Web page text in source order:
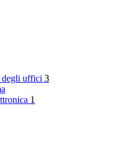
uffici 3
1